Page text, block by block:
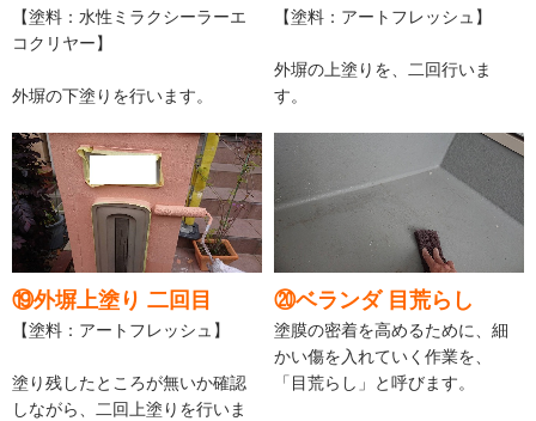
【塗料：水性ミラクシーラーエ
コクリヤー】
外塀の下塗りを行います。
【塗料：アートフレッシュ】
外塀の上塗りを、二回行いま
す。
⑲外塀上塗り 二回目
【塗料：アートフレッシュ】
塗り残したところが無いか確認
しながら、二回上塗りを行いま
⑳ベランダ 目荒らし
塗膜の密着を高めるために、細
かい傷を入れていく作業を、
「目荒らし」と呼びます。